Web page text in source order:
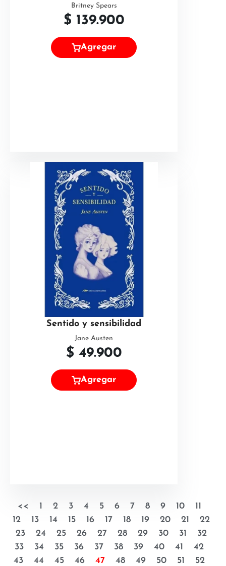
Britney Spears
$ 139.900
Agregar
Sentido y sensibilidad
Jane Austen
$ 49.900
Agregar
<< 1 2 3 4 5 6 7 8 9 10
11
12
13 14 15 16 17 18 19 20 21
22
23
24 25 26 27 28 29 30 31
32
33
34 35 36 37 38 39 40 41
42
43
44 45 46 47 48 49 50 51
52